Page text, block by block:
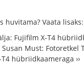
huvitama? Vaata lisaks:
Fujifilm X-T4
Susan Must: Fotoretkel
hübriidkaameraga ››